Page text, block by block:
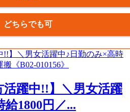
どちらでも可
活躍中!!】＼男女活躍
1800円／...